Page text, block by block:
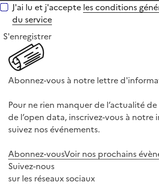
J'ai lu et j'accepte les conditions
du service
S'enregistrer
Abonnez-vous à notre lettre
Pour ne rien manquer de l’actualité
de l’open data, inscrivez-vous à
suivez nos événements.
Abonnez-vousVoir nos prochains
Suivez-nous
sur les réseaux sociaux